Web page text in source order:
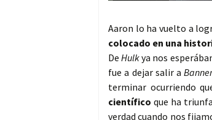
Aaron lo ha vuelto a
colocado en una
DeHulkya nos
fue a dejar salir a
terminar ocurriendo
científico que ha
verdad cuando nos